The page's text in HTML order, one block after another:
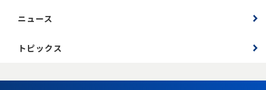
ニュース
トピックス